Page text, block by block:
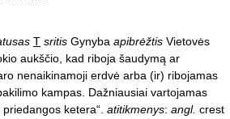
T sritis Gynyba apibrėžtis Vietovės
aukščio, kad riboja šaudymą ar
nenaikinamoji erdvė arba (ir) ribojamas
kampas. Dažniausiai vartojamas
ketera“. atitikmenys: angl. crest